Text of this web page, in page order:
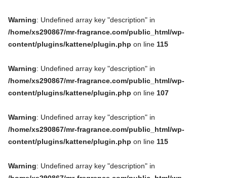
Warning: Undefined array key "description" in
/home/xs290867/mr-fragrance.com/public_html/wp-
content/plugins/kattene/plugin.php on line 115
Warning: Undefined array key "description" in
/home/xs290867/mr-fragrance.com/public_html/wp-
content/plugins/kattene/plugin.php on line 107
Warning: Undefined array key "description" in
/home/xs290867/mr-fragrance.com/public_html/wp-
content/plugins/kattene/plugin.php on line 115
Warning: Undefined array key "description" in